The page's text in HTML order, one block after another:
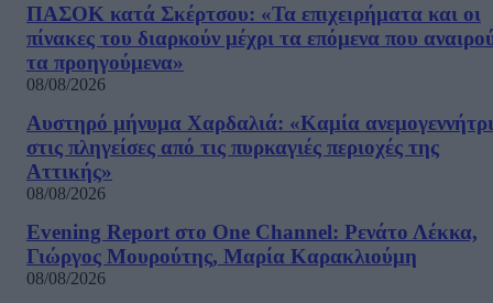
ΠΑΣΟΚ κατά Σκέρτσου: «Τα επιχειρήματα και οι
πίνακες του διαρκούν μέχρι τα επόμενα που
τα προηγούμενα»
08/08/2026
Αυστηρό μήνυμα Χαρδαλιά: «Καμία
στις πληγείσες από τις πυρκαγιές περιοχές της
Αττικής»
08/08/2026
Evening Report στο One Channel: Ρενάτο Λέκκα,
Γιώργος Μουρούτης, Μαρία Καρακλιούμη
08/08/2026